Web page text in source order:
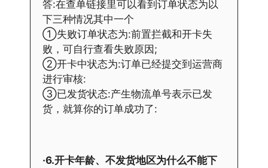
答:在查单链接里可以看到订单状态为以
下三种情况其中一个
①失败订单状态为:前置拦截和开卡失
败，可自行查看失败原因;
②开卡中状态为:订单已经提交到运营商
进行审核:
③已发货状态:产生物流单号表示已发
货，就算你的订单成功了:
·6.开卡年龄、不发货地区为什么不能下